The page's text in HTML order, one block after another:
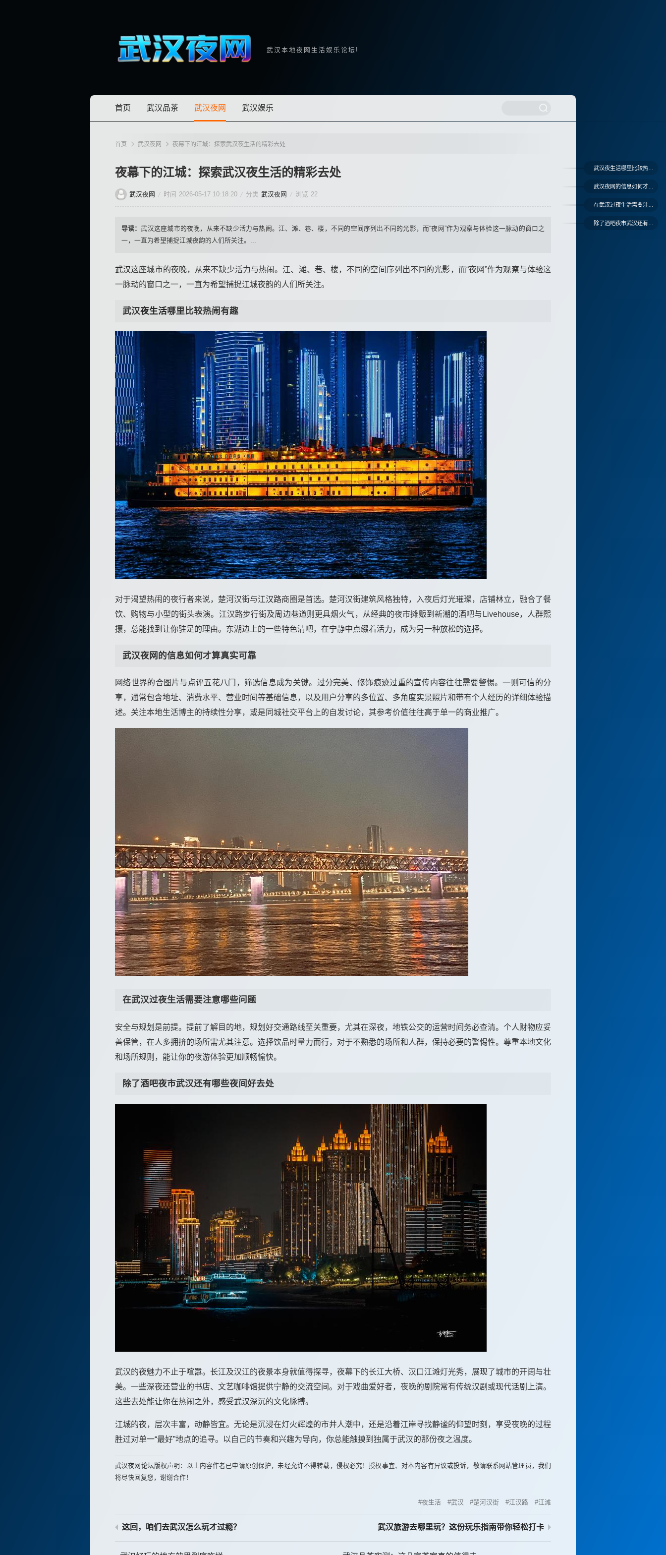
武汉本地夜网生活娱乐论坛!
首页 武汉品茶 武汉夜网 武汉娱乐
首页 武汉夜网 夜幕下的江城：探索武汉夜生活的精彩去处
夜幕下的江城：探索武汉夜生活的精彩去处
武汉夜网 时间 2026-05-17 10:18:20 分类 武汉夜网 浏览 22
导读：武汉这座城市的夜晚，从来不缺少活力与热闹。江、滩、巷、楼，不同的空间序列出不同的光影，而“夜网”作为观察与体验这一脉动的窗口之
一，一直为希望捕捉江城夜韵的人们所关注。...
武汉这座城市的夜晚，从来不缺少活力与热闹。江、滩、巷、楼，不同的空间序列出不同的光影，而“夜网”作为观察与体验这
一脉动的窗口之一，一直为希望捕捉江城夜韵的人们所关注。
武汉夜生活哪里比较热闹有趣
对于渴望热闹的夜行者来说，楚河汉街与江汉路商圈是首选。楚河汉街建筑风格独特，入夜后灯光璀璨，店铺林立，融合了餐
饮、购物与小型的街头表演。江汉路步行街及周边巷道则更具烟火气，从经典的夜市摊贩到新潮的酒吧与Livehouse，人群熙
攘，总能找到让你驻足的理由。东湖边上的一些特色清吧，在宁静中点缀着活力，成为另一种放松的选择。
武汉夜网的信息如何才算真实可靠
网络世界的合图片与点评五花八门，筛选信息成为关键。过分完美、修饰痕迹过重的宣传内容往往需要警惕。一则可信的分
享，通常包含地址、消费水平、营业时间等基础信息，以及用户分享的多位置、多角度实景照片和带有个人经历的详细体验描
述。关注本地生活博主的持续性分享，或是同城社交平台上的自发讨论，其参考价值往往高于单一的商业推广。
在武汉过夜生活需要注意哪些问题
安全与规划是前提。提前了解目的地，规划好交通路线至关重要，尤其在深夜，地铁公交的运营时间务必查清。个人财物应妥
善保管，在人多拥挤的场所需尤其注意。选择饮品时量力而行，对于不熟悉的场所和人群，保持必要的警惕性。尊重本地文化
和场所规则，能让你的夜游体验更加顺畅愉快。
除了酒吧夜市武汉还有哪些夜间好去处
武汉的夜魅力不止于喧嚣。长江及汉江的夜景本身就值得探寻，夜幕下的长江大桥、汉口江滩灯光秀，展现了城市的开阔与壮
美。一些深夜还营业的书店、文艺咖啡馆提供宁静的交流空间。对于戏曲爱好者，夜晚的剧院常有传统汉剧或现代话剧上演。
这些去处能让你在热闹之外，感受武汉深沉的文化脉搏。
江城的夜，层次丰富，动静皆宜。无论是沉浸在灯火辉煌的市井人潮中，还是沿着江岸寻找静谧的仰望时刻，享受夜晚的过程
胜过对单一“最好”地点的追寻。以自己的节奏和兴趣为导向，你总能触摸到独属于武汉的那份夜之温度。
武汉夜网论坛版权声明：以上内容作者已申请原创保护，未经允许不得转载，侵权必究！授权事宜、对本内容有异议或投诉，敬请联系网站管理员，我们
将尽快回复您，谢谢合作！
夜生活 武汉 楚河汉街 江汉路 江滩
这回，咱们去武汉怎么玩才过瘾？ 武汉旅游去哪里玩？这份玩乐指南带你轻松打卡